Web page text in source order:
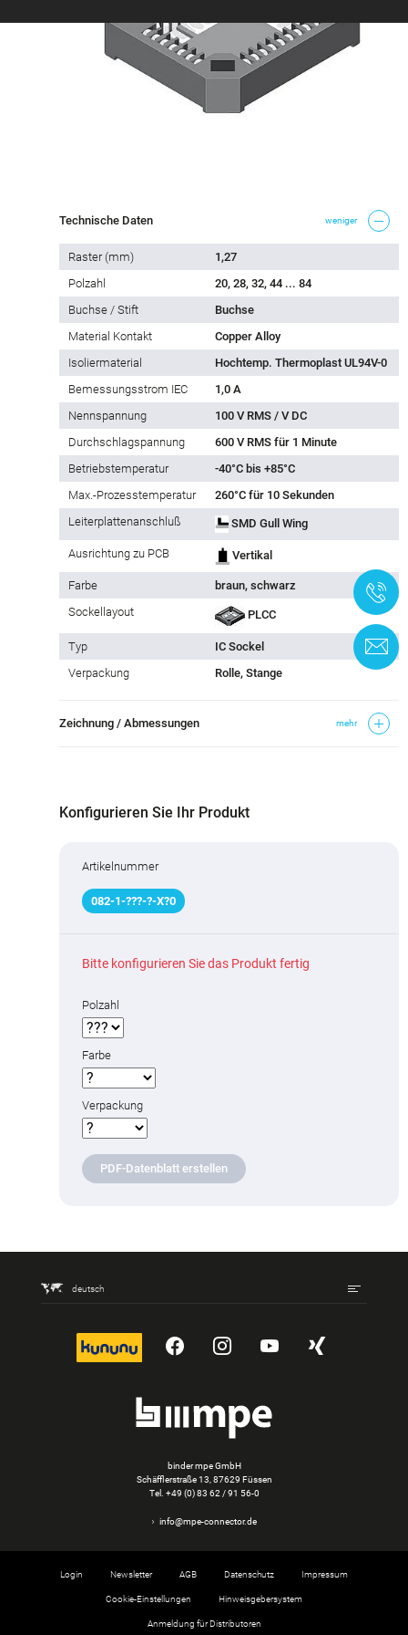
Technische Daten weniger
Raster (mm)
1,27
Polzahl
20, 28, 32, 44 ... 84
Buchse / Stift
Buchse
Material Kontakt
Copper Alloy
Isoliermaterial
Hochtemp. Thermoplast UL94V-0
Bemessungsstrom IEC
1,0 A
Nennspannung
100 V RMS / V DC
Durchschlagspannung
600 V RMS für 1 Minute
Betriebstemperatur
-40°C bis +85°C
Max.-Prozesstemperatur
260°C für 10 Sekunden
Leiterplattenanschluß
SMD Gull Wing
Ausrichtung zu PCB Vertikal
Farbe
braun, schwarz
Sockellayout
PLCC
Typ
IC Sockel
Verpackung
Rolle, Stange
Zeichnung / Abmessungen mehr
Konfigurieren Sie Ihr Produkt
Artikelnummer
082-1-???-?-X?0
Bitte konfigurieren Sie das Produkt fertig
Polzahl
Farbe
Verpackung
PDF-Datenblatt erstellen
deutsch
kununu YouTubeInstagram
YouTubeXing
binder mpe GmbH
Schäfflerstraße 13, 87629 Füssen
Tel. +49 (0) 83 62 / 91 56-0
info@mpe-connector.de
Login Newsletter AGB Datenschutz Impressum
Cookie-Einstellungen Hinweisgebersystem
Anmeldung für Distributoren